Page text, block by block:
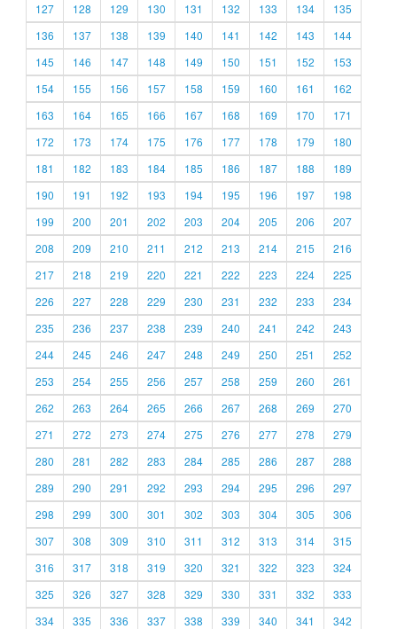
127
128 129 130 131 132 133 134
135
136
137 138 139 140 141 142 143
144
145
146 147 148 149 150 151 152
153
154
155 156 157 158 159 160 161
162
163
164 165 166 167 168 169 170
171
172
173 174 175 176 177 178 179
180
181
182 183 184 185 186 187 188
189
190
191 192 193 194 195 196 197
198
199
200 201 202 203 204 205 206
207
208
209 210 211 212 213 214 215
216
217
218 219 220 221 222 223 224
225
226
227 228 229 230 231 232 233
234
235
236 237 238 239 240 241 242
243
244
245 246 247 248 249 250 251
252
253
254 255 256 257 258 259 260
261
262
263 264 265 266 267 268 269
270
271
272 273 274 275 276 277 278
279
280
281 282 283 284 285 286 287
288
289
290 291 292 293 294 295 296
297
298
299 300 301 302 303 304 305
306
307
308 309 310 311 312 313 314
315
316
317 318 319 320 321 322 323
324
325
326 327 328 329 330 331 332
333
334
335 336 337 338 339 340 341 342